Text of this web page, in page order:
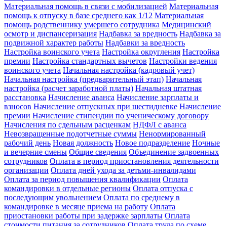
Материальная помощь в связи с мобилизацией Материальная
помощь к отпуску в базе среднего как 1/12 Материальная
помощь родственнику умершего сотрудника Медицинский
осмотр и диспансеризация Надбавка за вредность Надбавка за
подвижной характер работы Надбавки за вредность
Настройка воинского учета Настройка округления Настройка
премии Настройка стандартных вычетов Настройки ведения
воинского учета Начальная настройка (кадровый учет)
Начальная настройка (предварительный этап) Начальная
настройка (расчет заработной платы) Начальная штатная
расстановка Начисление аванса Начисление зарплаты и
взносов Начисление отпускных при шестидневке Начисление
премии Начисление стипендии по ученическому договору
Начисления по сдельным расценкам НДФЛ с аванса
Невозвращенные подотчетные суммы Ненормированный
рабочий день Новая должность Новое подразделение Ночные
и вечерние смены Общие сведения Объединение задвоенных
сотрудников Оплата в период приостановления деятельности
организации Оплата дней ухода за детьми-инвалидами
Оплата за период повышения квалификации Оплата
командировки в отдельные регионы Оплата отпуска с
последующим увольнением Оплата по среднему в
командировке в месяце приема на работу Оплата
приостановки работы при задержке зарплаты Оплата